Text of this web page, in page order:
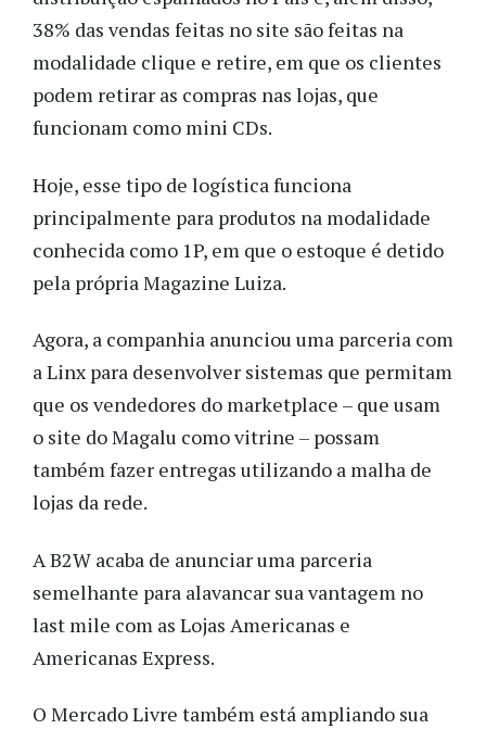
38% das vendas feitas no site são feitas na
modalidade clique e retire, em que os clientes
podem retirar as compras nas lojas, que
funcionam como mini CDs.
Hoje, esse tipo de logística funciona
principalmente para produtos na modalidade
conhecida como 1P, em que o estoque é detido
pela própria Magazine Luiza.
Agora, a companhia anunciou uma parceria com
a Linx para desenvolver sistemas que permitam
que os vendedores do marketplace – que usam
o site do Magalu como vitrine – possam
também fazer entregas utilizando a malha de
lojas da rede.
A B2W acaba de anunciar uma parceria
semelhante para alavancar sua vantagem no
last mile com as Lojas Americanas e
Americanas Express.
O Mercado Livre também está ampliando sua